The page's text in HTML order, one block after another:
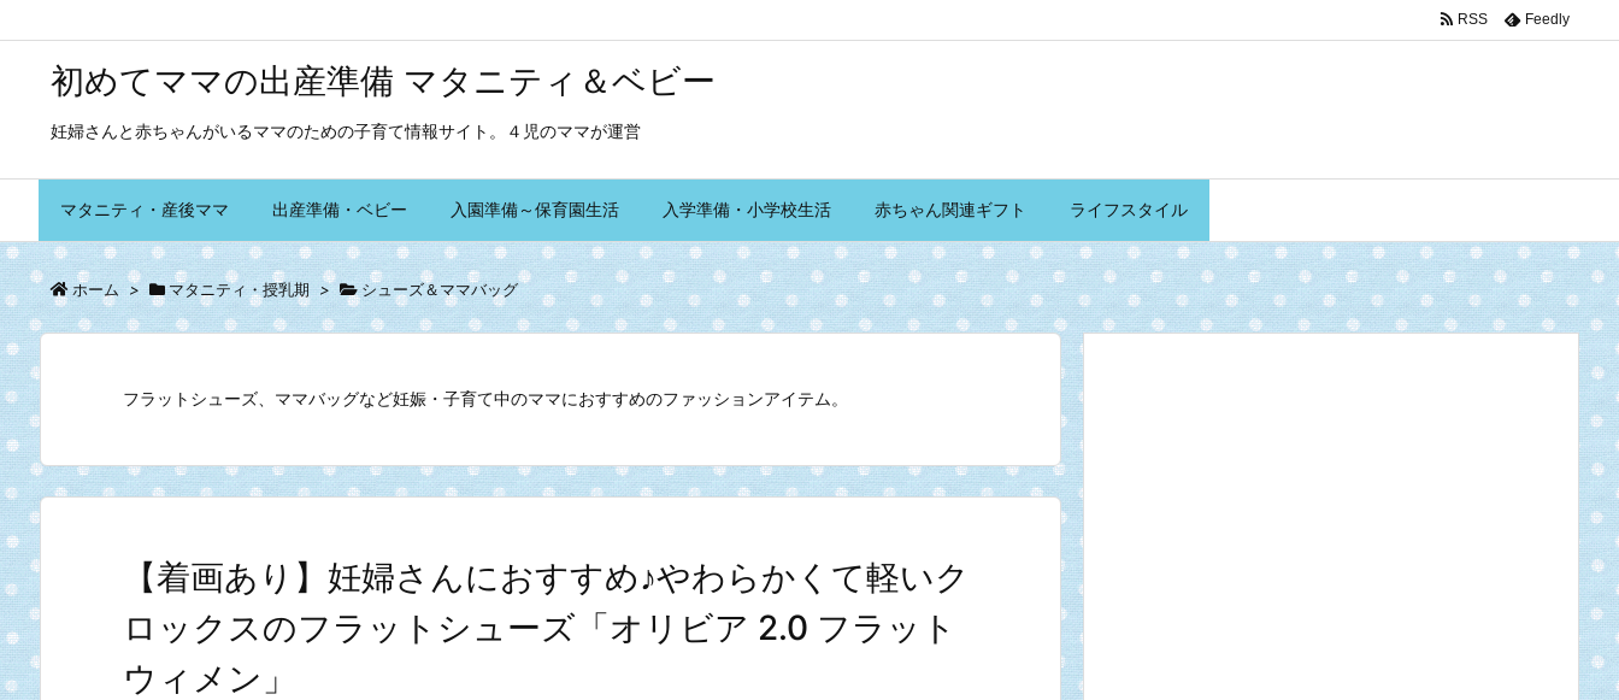
初めてママの出産準備 マタニティ＆ベビー
妊婦さんと赤ちゃんがいるママのための子育て情報サイト。４児のママが運営
マタニティ・産後ママ 出産準備・ベビー 入園準備～保育園生活 入学準備・小学校生活 赤ちゃん関連ギフト ライフスタイル
RSS Feedly
ホーム > マタニティ・授乳期 > シューズ＆ママバッグ
フラットシューズ、ママバッグなど妊娠・子育て中のママにおすすめのファッションアイテム。
【着画あり】妊婦さんにおすすめ♪やわらかくて軽いク
ロックスのフラットシューズ「オリビア 2.0 フラット
ウィメン」